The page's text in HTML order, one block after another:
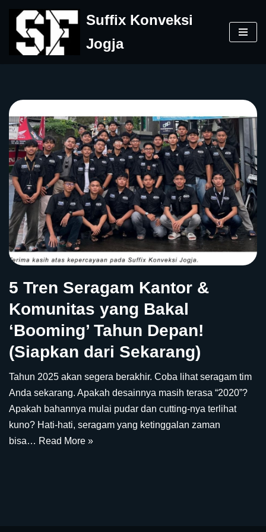
Skip
to
Suffix Konveksi
Jogja
5 Tren Seragam Kantor &
Komunitas yang Bakal
‘Booming’ Tahun Depan!
(Siapkan dari Sekarang)
Tahun 2025 akan segera berakhir. Coba lihat seragam tim
Anda sekarang. Apakah desainnya masih terasa “2020”?
Apakah bahannya mulai pudar dan cutting-nya terlihat
kuno? Hati-hati, seragam yang ketinggalan zaman
bisa… Read More »